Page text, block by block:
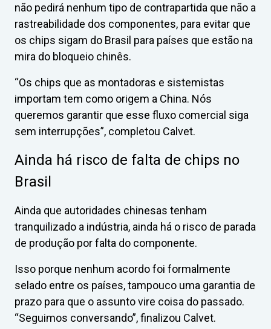
não pedirá nenhum tipo de contrapartida que não a
rastreabilidade dos componentes, para evitar que
os chips sigam do Brasil para países que estão na
mira do bloqueio chinês.
“Os chips que as montadoras e sistemistas
importam tem como origem a China. Nós
queremos garantir que esse fluxo comercial siga
sem interrupções”, completou Calvet.
Ainda há risco de falta de chips no
Brasil
Ainda que autoridades chinesas tenham
tranquilizado a indústria, ainda há o risco de parada
de produção por falta do componente.
Isso porque nenhum acordo foi formalmente
selado entre os países, tampouco uma garantia de
prazo para que o assunto vire coisa do passado.
“Seguimos conversando”, finalizou Calvet.